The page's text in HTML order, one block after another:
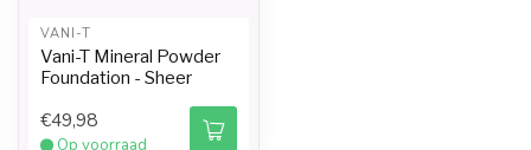
VANI-T
Vani-T Mineral Powder
Foundation - Sheer
€49,98
Op voorraad